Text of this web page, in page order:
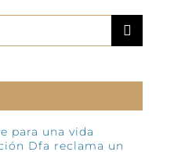
para una vida
Dfa reclama un